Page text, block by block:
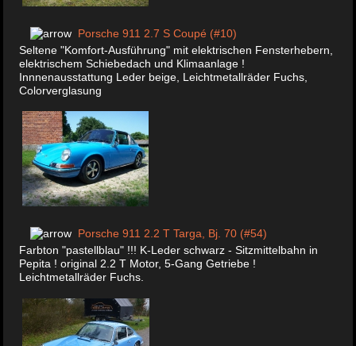
Porsche 911 2.7 S Coupé (#10)
Seltene "Komfort-Ausführung" mit elektrischen Fensterhebern,
elektrischem Schiebedach und Klimaanlage !
Innnenausstattung Leder beige, Leichtmetallräder Fuchs,
Colorverglasung
Porsche 911 2.2 T Targa, Bj. 70 (#54)
Farbton "pastellblau" !!! K-Leder schwarz - Sitzmittelbahn in
Pepita ! original 2.2 T Motor, 5-Gang Getriebe !
Leichtmetallräder Fuchs.